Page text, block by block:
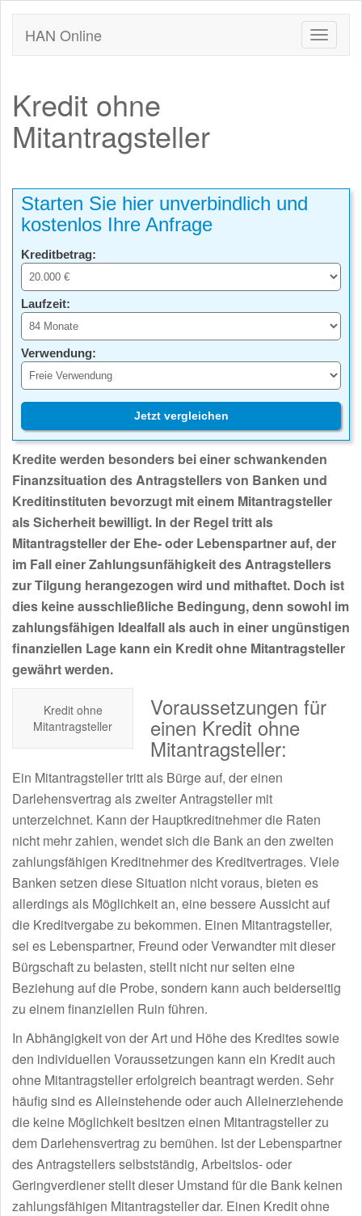
HAN Online
Kredit ohne
Mitantragsteller
Starten Sie hier unverbindlich und
kostenlos Ihre Anfrage
Kreditbetrag:
Laufzeit:
Verwendung:
Jetzt vergleichen
Kredite werden besonders bei einer schwankenden
Finanzsituation des Antragstellers von Banken und
Kreditinstituten bevorzugt mit einem Mitantragsteller
als Sicherheit bewilligt. In der Regel tritt als
Mitantragsteller der Ehe- oder Lebenspartner auf, der
im Fall einer Zahlungsunfähigkeit des Antragstellers
zur Tilgung herangezogen wird und mithaftet. Doch ist
dies keine ausschließliche Bedingung, denn sowohl im
zahlungsfähigen Idealfall als auch in einer ungünstigen
finanziellen Lage kann ein Kredit ohne Mitantragsteller
gewährt werden.
Kredit ohne
Mitantragsteller
Voraussetzungen für
einen Kredit ohne
Mitantragsteller:
Ein Mitantragsteller tritt als Bürge auf, der einen
Darlehensvertrag als zweiter Antragsteller mit
unterzeichnet. Kann der Hauptkreditnehmer die Raten
nicht mehr zahlen, wendet sich die Bank an den zweiten
zahlungsfähigen Kreditnehmer des Kreditvertrages. Viele
Banken setzen diese Situation nicht voraus, bieten es
allerdings als Möglichkeit an, eine bessere Aussicht auf
die Kreditvergabe zu bekommen. Einen Mitantragsteller,
sei es Lebenspartner, Freund oder Verwandter mit dieser
Bürgschaft zu belasten, stellt nicht nur selten eine
Beziehung auf die Probe, sondern kann auch beiderseitig
zu einem finanziellen Ruin führen.
In Abhängigkeit von der Art und Höhe des Kredites sowie
den individuellen Voraussetzungen kann ein Kredit auch
ohne Mitantragsteller erfolgreich beantragt werden. Sehr
häufig sind es Alleinstehende oder auch Alleinerziehende
die keine Möglichkeit besitzen einen Mitantragsteller zu
dem Darlehensvertrag zu bemühen. Ist der Lebenspartner
des Antragstellers selbstständig, Arbeitslos- oder
Geringverdiener stellt dieser Umstand für die Bank keinen
zahlungsfähigen Mitantragsteller dar. Einen Kredit ohne